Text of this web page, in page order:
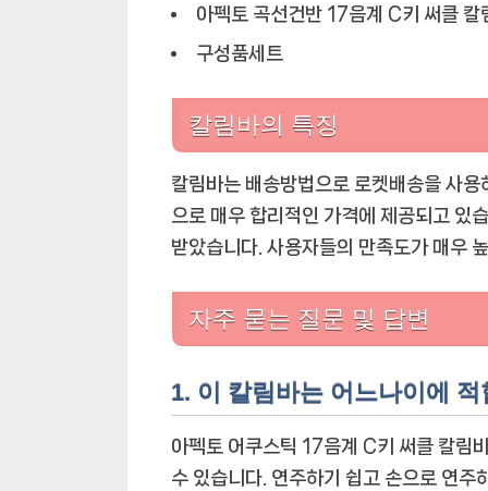
아펙토 곡선건반 17음계 C키 써클 칼
구성품세트
칼림바의 특징
칼림바는 배송방법으로 로켓배송을 사
으로 매우 합리적인 가격에 제공되고
받았습니다. 사용자들의 만족도가 매우
자주 묻는 질문 및 답변
1. 이 칼림바는 어느나이에
아펙토 어쿠스틱 17음계 C키 써클 칼림
수 있습니다. 연주하기 쉽고 손으로 연주